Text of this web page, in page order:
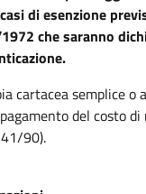
di esenzione
che saranno
cartacea semplice o
del costo
90).